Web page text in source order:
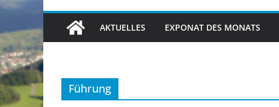
AKTUELLES EXPONAT DES MONATS
Führung